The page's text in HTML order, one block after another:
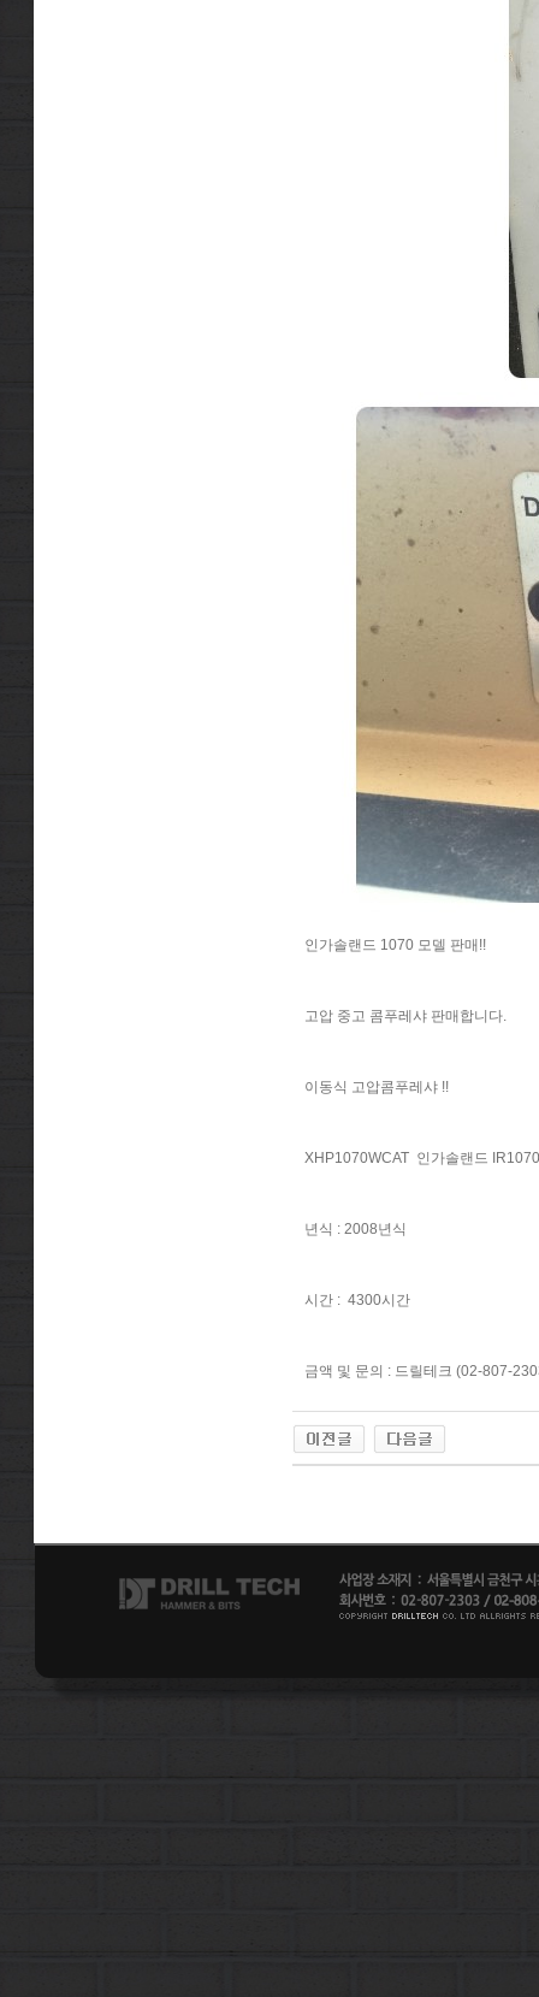
인가솔랜드 1070 모델 판매!!
고압 중고 콤푸레샤 판매합니다.
이동식 고압콤푸레샤 !!
XHP1070WCAT 인가솔랜드
년식 : 2008년식
시간 : 4300시간
금액 및 문의 : 드릴테크 (02-807-